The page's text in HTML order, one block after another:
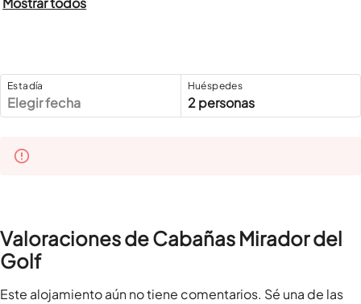
Estadía
Elegir fecha
Huéspedes
2 personas
Valoraciones de Cabañas Mirador del
Golf
Este alojamiento aún no tiene comentarios. Sé una de las